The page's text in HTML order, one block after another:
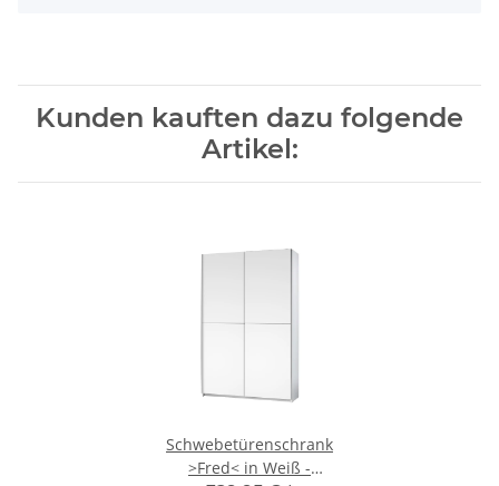
Kunden kauften dazu folgende
Artikel:
Schwebetürenschrank
>Fred< in Weiß -